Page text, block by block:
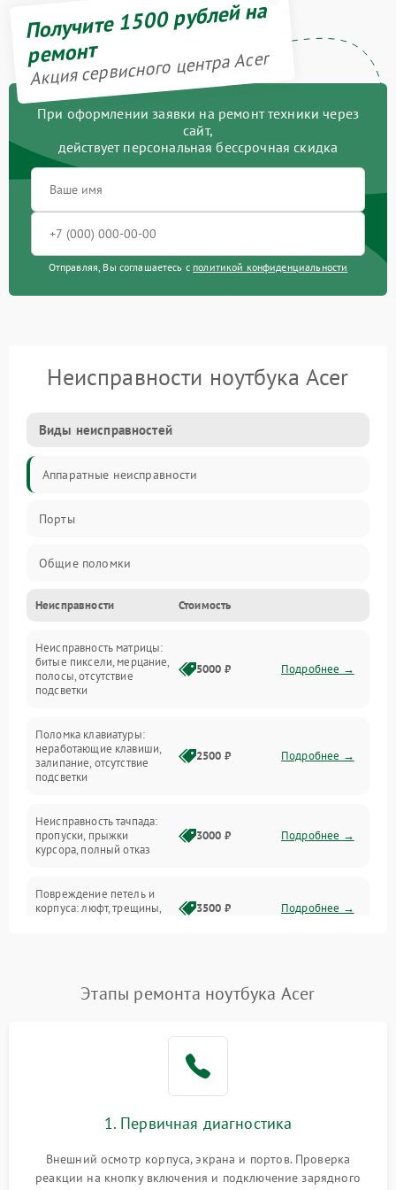
Получите 1500 рублей на
ремонт
Акция сервисного центра Acer
При оформлении заявки на ремонт техники через
сайт,
действует персональная бессрочная скидка
Отправляя, Вы соглашаетесь с политикой конфиденциальности
Неисправности ноутбука Acer
Виды неисправностей
Аппаратные неисправности
Порты
Общие поломки
Устройства
Программные ошибки
Электрические и системные сбои
Интерфейсные проблемы
Батарея
Сеть и интернет
Неисправности Стоимость
Неисправность матрицы:
битые пиксели, мерцание,
полосы, отсутствие
подсветки
5000 ₽ Подробнее →
Поломка клавиатуры:
неработающие клавиши,
залипание, отсутствие
подсветки
2500 ₽ Подробнее →
Неисправность тачпада:
пропуски, прыжки
курсора, полный отказ
3000 ₽ Подробнее →
Повреждение петель и
корпуса: люфт, трещины,
3500 ₽ Подробнее →
невозможность зарядки,
2500 ₽ Подробнее →
2000 ₽
Перегрев из‑за пыли,
неисправности кулера
Этапы ремонта ноутбука Acer
1. Первичная диагностика
Внешний осмотр корпуса, экрана и портов. Проверка
реакции на кнопку включения и подключение зарядного